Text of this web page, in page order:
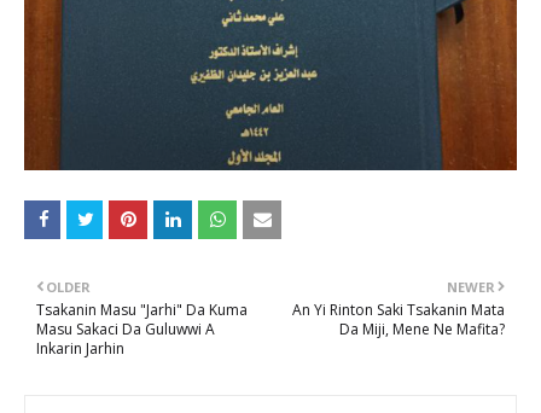
NEWER
An Yi Rinton Saki Tsakanin Mata
Da Miji, Mene Ne Mafita?
OLDER
Tsakanin Masu "Jarhi" Da Kuma
Masu Sakaci Da Guluwwi A
Inkarin Jarhin